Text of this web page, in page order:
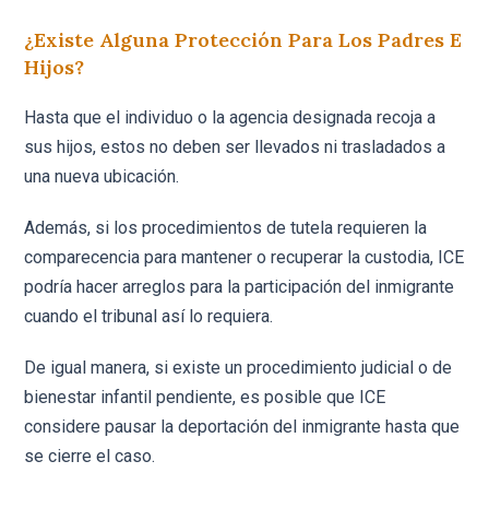
¿Existe Alguna Protección Para Los Padres E
Hijos?
Hasta que el individuo o la agencia designada recoja a
sus hijos, estos no deben ser llevados ni trasladados a
una nueva ubicación.
Además, si los procedimientos de tutela requieren la
comparecencia para mantener o recuperar la custodia, ICE
podría hacer arreglos para la participación del inmigrante
cuando el tribunal así lo requiera.
De igual manera, si existe un procedimiento judicial o de
bienestar infantil pendiente, es posible que ICE
considere pausar la deportación del inmigrante hasta que
se cierre el caso.